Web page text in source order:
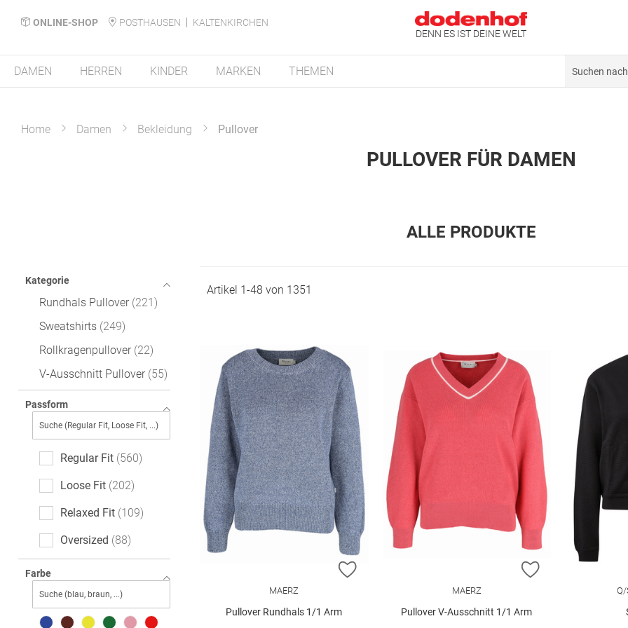
ONLINE-SHOP POSTHAUSEN
KALTENKIRCHEN
DENN ES IST DEINE WELT
DAMEN HERREN KINDER MARKEN THEMEN
Home Damen Bekleidung Pullover
PULLOVER FÜR DAMEN
ALLE PRODUKTE
Kategorie
Rundhals Pullover 221
Sweatshirts 249
Rollkragenpullover 22
V-Ausschnitt Pullover 55
Passform
Regular Fit 560
Loose Fit 202
Relaxed Fit 109
Oversized 88
Feminine Fit
Casual Fit 36
Farbe
Artikel 1-48 von 1351
ZUR WUNSCHLISTE HINZUFÜGEN
MAERZ
Pullover Rundhals 1/1 Arm
ZUR
MAERZ
Pullover V-Ausschnitt 1/1 Arm
Q/